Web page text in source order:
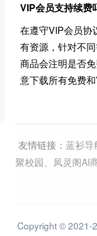
VIP会员支持续费
在遵守VIP会员协
有资源，针对不
商品会注明是否
意下载所有免费和
友情链接： 蓝衫导
聚校园
凤灵阁AI
Copyright © 2021-